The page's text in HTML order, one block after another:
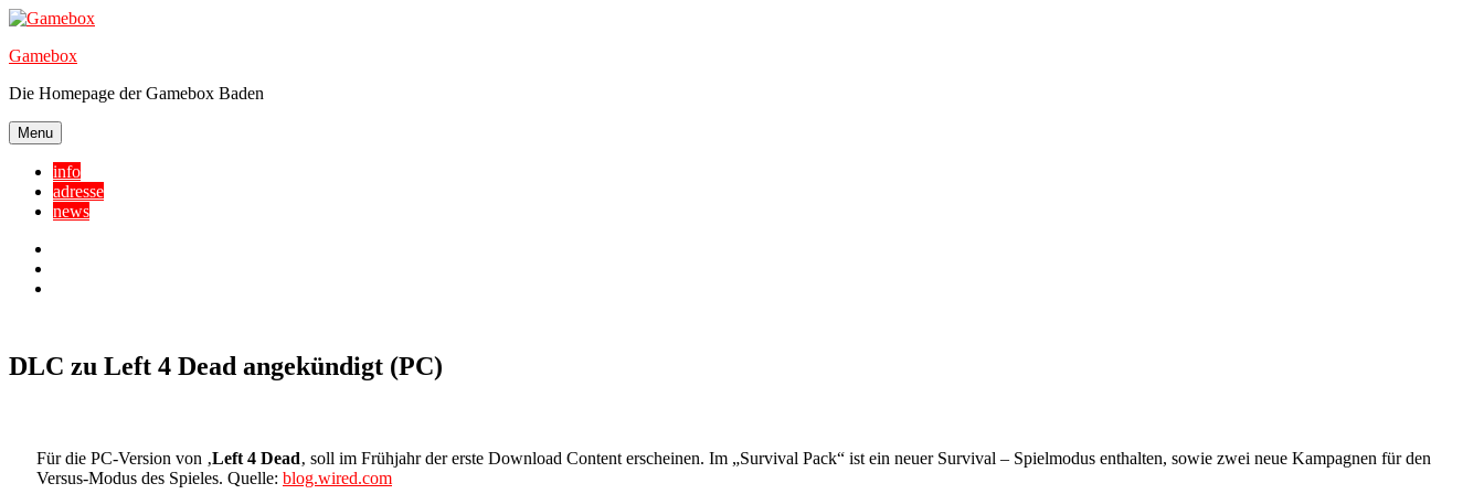
Skip
content
Gamebox
Die Homepage der Gamebox Baden
Menu
info
adresse
news
DLC zu Left 4 Dead angekündigt (PC)
Für die PC-Version von ‚Left 4 Dead‚ soll im Frühjahr der erste Download Content erscheinen. Im „Survival Pack“ ist ein neuer Survival – Spielmodus enthalten, sowie zwei neue Kampagnen für den
Versus-Modus des Spieles. Quelle: blog.wired.com